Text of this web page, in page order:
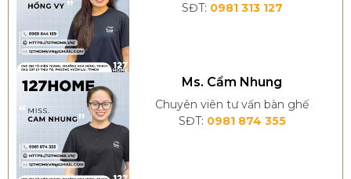
SĐT: 0981 313 127
Ms. Cẩm Nhung
Chuyên viên tư vấn bàn ghế
SĐT: 0981 874 355
Đặc điểm nổi bật:
Đèn chùm cổ điển nổi bật với những
biệt, giúp dễ nhận biết và phân biệt với các phong
cách đèn khác:
Thiết kế cầu kỳ và tinh xảo: